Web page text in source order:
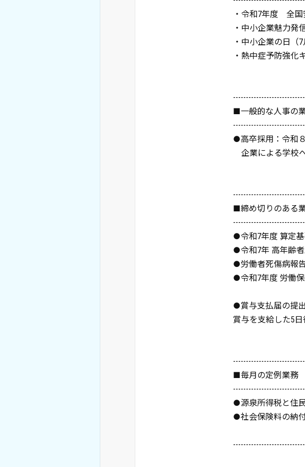
・令和7年度 全国
・中小企業魅力発
・中小企業の日（7
・熱中症予防強化
■一般的な人事の
●高卒採用：令和
企業による学校
■締め切りのある
●令和7年度 算定
●令和7年 高年齢
●労働者死傷病報
●令和7年度 労働
●賞与支払届の提
賞与を支給した5
■毎月の定例業務
●源泉所得税と住
●社会保険料の納